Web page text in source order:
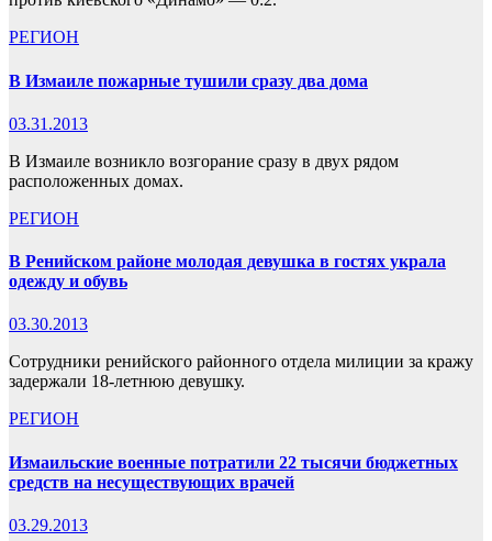
РЕГИОН
В Измаиле пожарные тушили сразу два дома
03.31.2013
В Измаиле возникло возгорание сразу в двух рядом
расположенных домах.
РЕГИОН
В Ренийском районе молодая девушка в гостях украла
одежду и обувь
03.30.2013
Сотрудники ренийского районного отдела милиции за кражу
задержали 18-летнюю девушку.
РЕГИОН
Измаильские военные потратили 22 тысячи бюджетных
средств на несуществующих врачей
03.29.2013